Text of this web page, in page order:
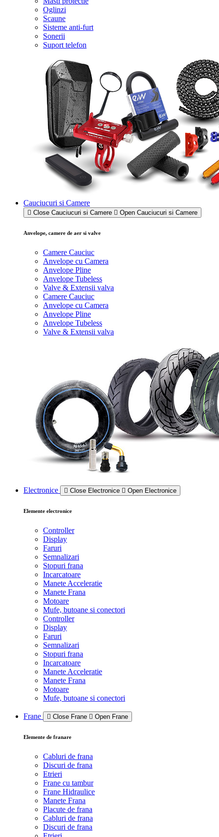
Oglinzi
Scaune
Sisteme anti-furt
Sonerii
Suport telefon
Cauciucuri si Camere
Close Cauciucuri si Camere Open Cauciucuri si Camere
Anvelope, camere de aer si valve
Camere Cauciuc
Anvelope cu Camera
Anvelope Pline
Anvelope Tubeless
Valve & Extensii valva
Camere Cauciuc
Anvelope cu Camera
Anvelope Pline
Anvelope Tubeless
Valve & Extensii valva
Electronice Close Electronice Open Electronice
Elemente electronice
Controller
Display
Faruri
Semnalizari
Stopuri frana
Incarcatoare
Manete Acceleratie
Manete Frana
Motoare
Mufe, butoane si conectori
Controller
Display
Faruri
Semnalizari
Stopuri frana
Incarcatoare
Manete Acceleratie
Manete Frana
Motoare
Mufe, butoane si conectori
Frane Close Frane Open Frane
Elemente de franare
Cabluri de frana
Discuri de frana
Etrieri
Frane cu tambur
Frane Hidraulice
Manete Frana
Placute de frana
Cabluri de frana
Discuri de frana